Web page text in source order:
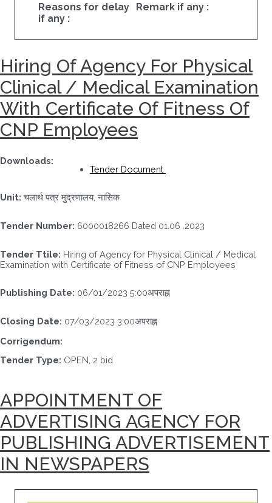
Reasons for delay
if any :
Remark if any :
Hiring Of Agency For Physical
Clinical / Medical Examination
With Certificate Of Fitness Of
CNP Employees
Downloads:
Tender Document
Unit: चलार्थ पत्र मुद्रणालय, नासिक
Tender Number: 6000018266 Dated 01.06 .2023
Tender Ttile: Hiring of Agency for Physical Clinical / Medical
Examination with Certificate of Fitness of CNP Employees
Publishing Date: 06/01/2023 5:00अपराह्न
Closing Date: 07/03/2023 3:00अपराह्न
Corrigendum:
Tender Type: OPEN, 2 bid
APPOINTMENT OF
ADVERTISING AGENCY FOR
PUBLISHING ADVERTISEMENT
IN NEWSPAPERS